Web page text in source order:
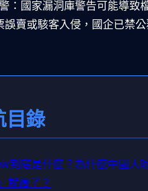
：國家漏洞庫警告可能導致
誤賣或駭客入侵，國企已禁
目錄
到底是什麼？為什麼中國人
就瘋了？